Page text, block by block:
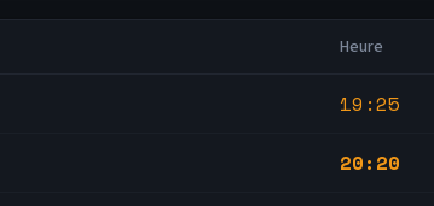
Heure
19:25
20:20